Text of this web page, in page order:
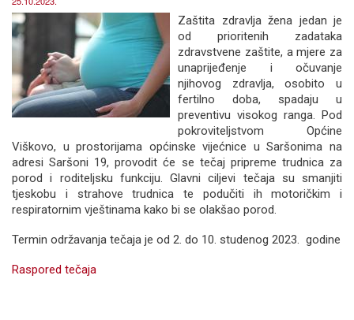
Zaštita zdravlja žena jedan je
od prioritenih zadataka
zdravstvene zaštite, a mjere za
unaprijeđenje i očuvanje
njihovog zdravlja, osobito u
fertilno doba, spadaju u
preventivu visokog ranga. Pod
pokroviteljstvom Općine
Viškovo, u prostorijama općinske vijećnice u Saršonima na
adresi Saršoni 19, provodit će se tečaj pripreme trudnica za
porod i roditeljsku funkciju. Glavni ciljevi tečaja su smanjiti
tjeskobu i strahove trudnica te podučiti ih motoričkim i
respiratornim vještinama kako bi se olakšao porod.
Termin održavanja tečaja je od 2. do 10. studenog 2023. godine
Raspored tečaja